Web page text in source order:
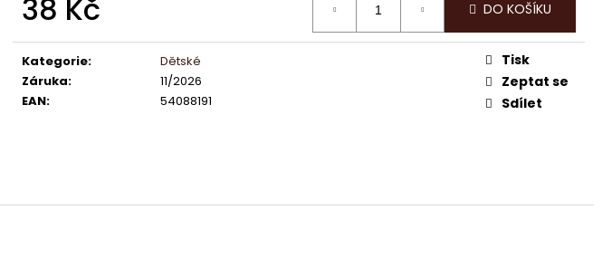
38 Kč
cena:
DO KOŠÍKU
Kategorie:
Dětské
Záruka:
11/2026
EAN: 54088191
Tisk
Zeptat se
Sdílet
52,-)
LINDOR PRALINKY HOŘKÁ ČOKOLÁDA
60% 12,5G
13 Kč